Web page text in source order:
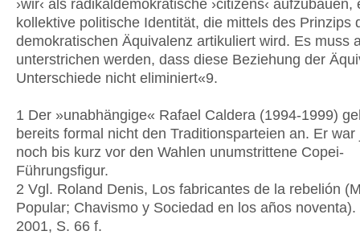
›wir‹ als radikaldemokratische ›citizens‹ aufzubauen,
kollektive politische Identität, die mittels des Prinzips
demokratischen Äquivalenz artikuliert wird. Es muss
unterstrichen werden, dass diese Beziehung der
Unterschiede nicht eliminiert«9.
1 Der »unabhängige« Rafael Caldera (1994-1999)
bereits formal nicht den Traditionsparteien an. Er war
noch bis kurz vor den Wahlen unumstrittene Copei-
Führungsfigur.
2 Vgl. Roland Denis, Los fabricantes de la rebelión
Popular; Chavismo y Sociedad en los años noventa).
2001, S. 66 f.